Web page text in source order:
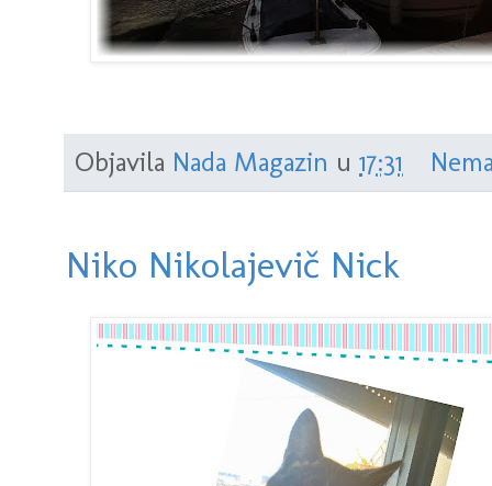
Objavila Nada Magazin u 17:31
Niko Nikolajevič Nick